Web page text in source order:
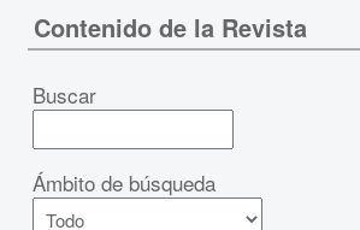
Contenido de la Revista
Buscar
Ámbito de búsqueda